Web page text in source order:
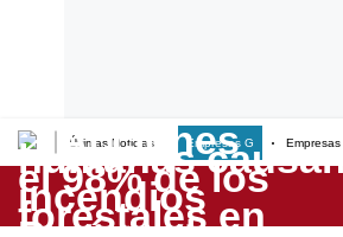
Últimas Noticias Empresas G Empresas
Lo último
Peru Quiosco